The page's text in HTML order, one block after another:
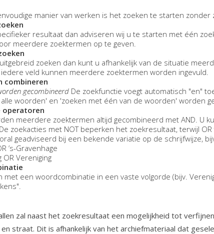
manier van werken is het zoeken te starten
resultaat dan adviseren wij u te starten met één
meerdere zoektermen op te geven.
zoeken dan kunt u afhankelijk van de situatie
iedere veld kunnen meerdere zoektermen worden ingevuld.
combineren
gecombineerd De zoekfunctie voegt automatisch "en"
woorden' en 'zoeken met één van de woorden' worden
operatoren
meerdere zoektermen altijd gecombineerd met AND. U
zoekacties met NOT beperken het zoekresultaat, terwijl
geadviseerd bij een bekende variatie op de schrijfwijze,
’s-Gravenhage
OR Vereniging
met een woordcombinatie in een vaste volgorde (bijv.
zal naast het zoekresultaat een mogelijkheid tot
straat. Dit is afhankelijk van het archiefmateriaal dat